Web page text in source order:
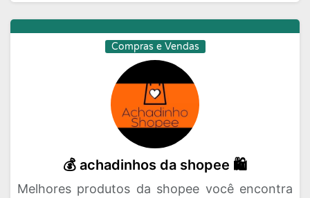
Compras e Vendas
💰 achadinhos da shopee 🛍️
Melhores produtos da shopee você encontra